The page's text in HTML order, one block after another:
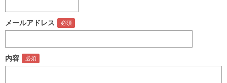
メールアドレス
内容